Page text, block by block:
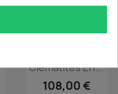
Clématites En...
108,00 €